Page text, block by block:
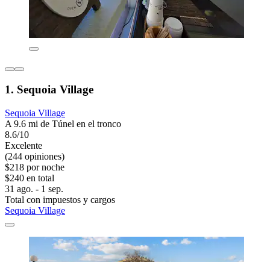
1. Sequoia Village
Sequoia Village
A 9.6 mi de Túnel en el tronco
8.6/10
Excelente
(244 opiniones)
$218 por noche
$240 en total
31 ago. - 1 sep.
Total con impuestos y cargos
Sequoia Village